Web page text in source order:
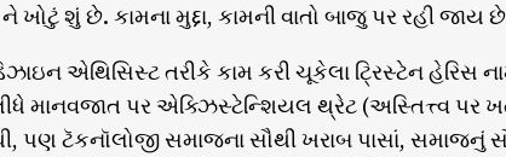
શું છે. કામના મુદ્દા, કામની વાતો બાજુ પર રહી જાય
એથિસિસ્ટ તરીકે કામ કરી ચૂકેલા ટ્રિસ્ટેન
માનવજાત પર એક્ઝિસ્ટેન્શિયલ થ્રેટ (અસ્તિત્ત્વ પર
પણ ટૅકનૉલોજી સમાજના સૌથી ખરાબ પાસાં, સમાજનું